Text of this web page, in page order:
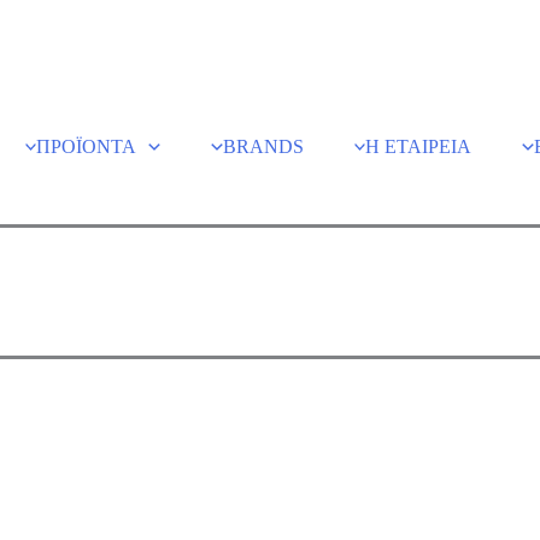
ΠΡΟΪΟΝΤΑ BRANDS Η ΕΤΑΙΡΕΙΑ